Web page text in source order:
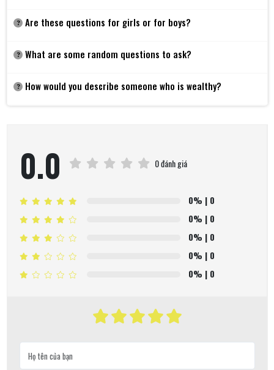
Are these questions for girls or for boys?
What are some random questions to ask?
How would you describe someone who is wealthy?
0.0 0 đánh giá
0% | 0
0% | 0
0% | 0
0% | 0
0% | 0